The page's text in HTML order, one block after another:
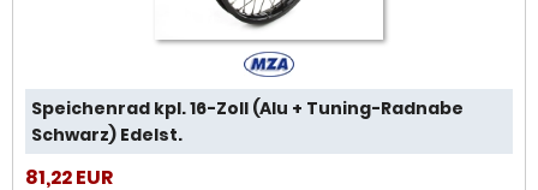
Speichenrad kpl. 16-Zoll (Alu + Tuning-Radnabe
Schwarz) Edelst.
81,22 EUR